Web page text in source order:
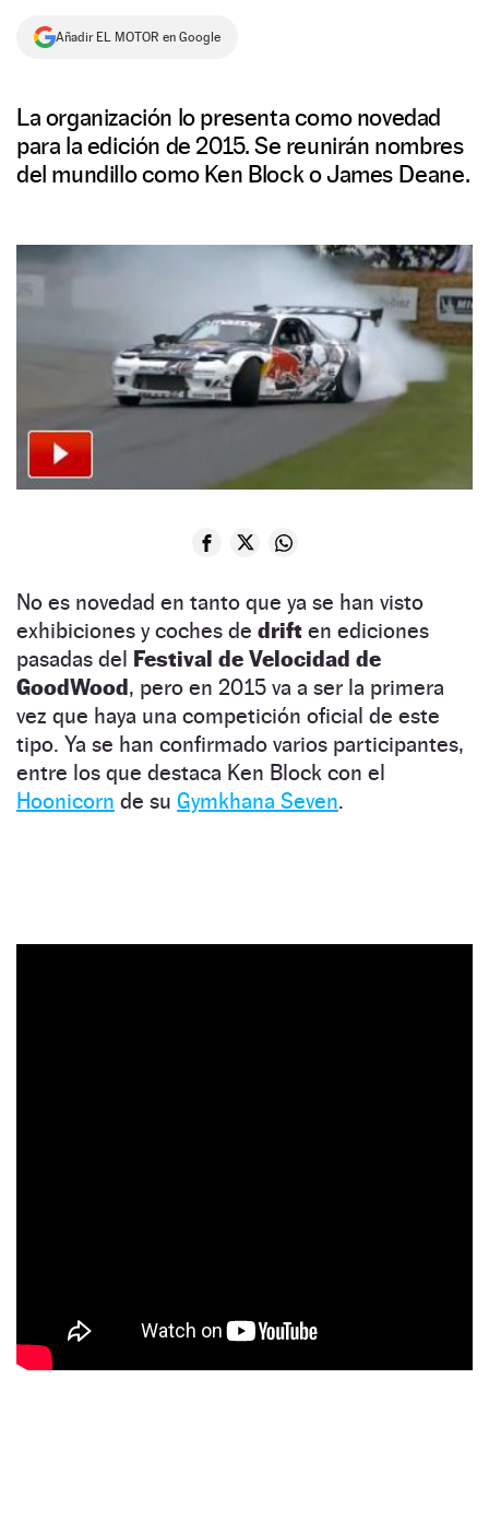
NEWSLETTER
Añadir EL MOTOR en Google
La organización lo presenta como novedad
para la edición de 2015. Se reunirán nombres
del mundillo como Ken Block o James Deane.
No es novedad en tanto que ya se han visto
exhibiciones y coches de drift en ediciones
pasadas del Festival de Velocidad de
GoodWood, pero en 2015 va a ser la primera
vez que haya una competición oficial de este
tipo. Ya se han confirmado varios participantes,
entre los que destaca Ken Block con el
Hoonicorn de su Gymkhana Seven.